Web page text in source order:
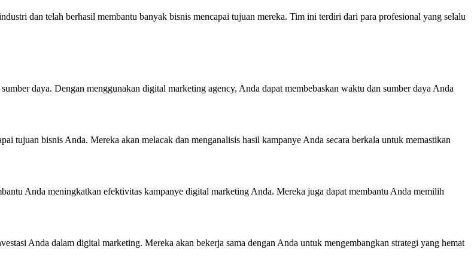
dan telah berhasil membantu banyak bisnis mencapai tujuan mereka. Tim ini terdiri dari para profesional yang selalu
daya. Dengan menggunakan digital marketing agency, Anda dapat membebaskan waktu dan sumber daya Anda
tujuan bisnis Anda. Mereka akan melacak dan menganalisis hasil kampanye Anda secara berkala untuk memastikan
Anda meningkatkan efektivitas kampanye digital marketing Anda. Mereka juga dapat membantu Anda memilih
Anda dalam digital marketing. Mereka akan bekerja sama dengan Anda untuk mengembangkan strategi yang hemat